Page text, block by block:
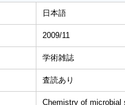
日本語
2009/11
学術雑誌
査読あり
Chemistry of microbial